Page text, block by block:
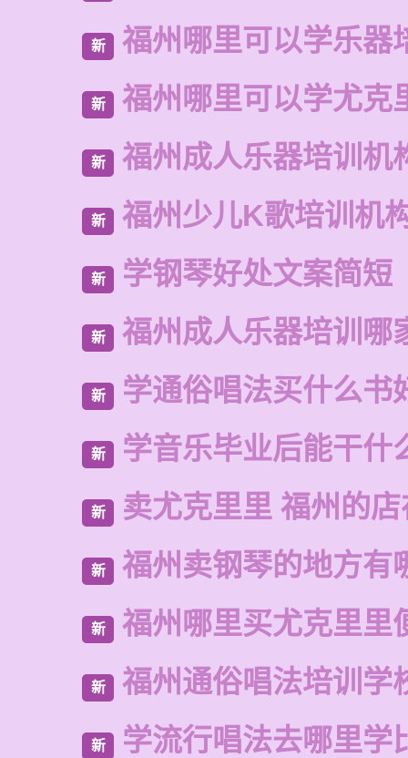
新 福州哪里可以学乐器
新 福州哪里可以学尤克
新 福州成人乐器培训机
新 福州少儿K歌培训机
新 学钢琴好处文案简短
新 福州成人乐器培训哪
新 学通俗唱法买什么书
新 学音乐毕业后能干什
新 卖尤克里里 福州的
新 福州卖钢琴的地方有
新 福州哪里买尤克里里
新 福州通俗唱法培训学
新 学流行唱法去哪里学